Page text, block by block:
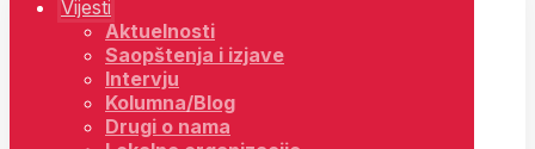
Vijesti
Aktuelnosti
Saopštenja i izjave
Intervju
Kolumna/Blog
Drugi o nama